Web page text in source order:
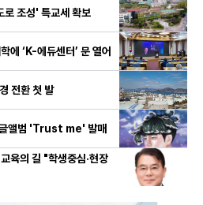
로 조성' 특교세 확보
에 ‘K-에듀센터’ 문 열어
전환 첫 발
글앨범 'Trust me' 발매
육의 길 "학생중심·현장